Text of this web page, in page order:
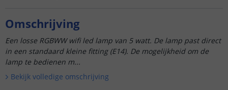
Omschrijving
Een losse RGBWW wifi led lamp van 5 watt. De lamp past direct
in een standaard kleine fitting (E14). De mogelijkheid om de
lamp te bedienen m...
Bekijk volledige omschrijving